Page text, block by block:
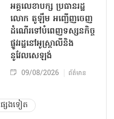
អគ្គលេខាបក្ស ប្រធានរដ្ឋ
លោក តូឡឹម អញ្ជើញចេញ
ដំណើរទៅបំពេញទស្សនកិច្ច
ផ្លូវរដ្ឋនៅអូស្ត្រាលីនិង
នូវែលសេឡង់
09/08/2026 ព័ត៌មាន
សេងទៀត